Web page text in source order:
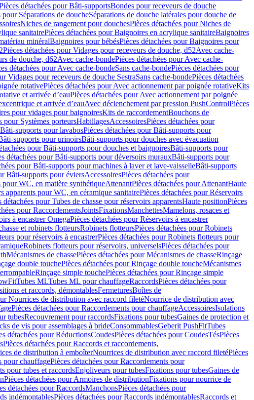
détachées pour Bâti-supportsBondes pour receveurs de douche
pour Séparations de doucheSéparations de douche latérales pour douche de
Niches de rangement pour douchesPièces détachées pour Niches de
sanitairePièces détachées pour Baignoires en acrylique sanitaireBaignoires
minéralBaignoires pour bébésPièces détachées pour Baignoires pour
Pièces détachées pour Vidages pour receveurs de douche, d52Avec cache-
de douche, d62Avec cache-bondePièces détachées pour Avec cache-
détachées pour Avec cache-bondeSans cache-bondePièces détachées pour
Vidages pour receveurs de douche SestraSans cache-bondePièces détachées
rotativePièces détachées pour Avec actionnement par poignée rotativeKits
et arrivée d’eauPièces détachées pour Avec actionnement par poignée
et arrivée d’eauAvec déclenchement par pression PushControlPièces
pour vidages pour baignoiresKits de raccordementBouchons de
pour Systèmes porteursHabillagesAccessoiresPièces détachées pour
Bâti-supports pour lavabosPièces détachées pour Bâti-supports pour
supports pour urinoirsBâti-supports pour douches avec évacuation
pour Bâti-supports pour douches et baignoiresBâti-supports pour
détachées pour Bâti-supports pour déversoirs murauxBâti-supports pour
pour Bâti-supports pour machines à laver et lave-vaisselleBâti-supports
Bâti-supports pour éviersAccessoiresPièces détachées pour
pour WC, en matière synthétiqueAttenantPièces détachées pour AttenantHaute
apparents pour WC, en céramique sanitairePièces détachées pour Réservoirs
détachées pour Tubes de chasse pour réservoirs apparentsHaute positionPièces
pour RaccordementsJointsFixationsManchettesMamelons, rosaces et
à encastrer OmegaPièces détachées pour Réservoirs à encastrer
et robinets flotteursRobinets flotteursPièces détachées pour Robinets
pour réservoirs à encastrerPièces détachées pour Robinets flotteurs pour
Robinets flotteurs pour réservoirs, universelsPièces détachées pour
Mécanismes de chassePièces détachées pour Mécanismes de chasseRinçage
double touchePièces détachées pour Rinçage double toucheMécanismes
Rinçage simple touchePièces détachées pour Rinçage simple
Tubes MLTubes ML pour chauffageRaccordsPièces détachées pour
et raccords, démontablesFermeturesBoîtes de
Nourrices de distribution avec raccord filetéNourrice de distribution avec
Pièces détachées pour Raccordements pour chauffageAccessoiresIsolations
tubesRecouvrement pour raccordsFixations pour tubesGaines de protection et
de vis pour assemblages à brideConsommablesGeberit PushFitTubes
détachées pour RéductionsCoudesPièces détachées pour CoudesTésPièces
Pièces détachées pour Raccords et raccordements,
de distribution à emboîterNourrices de distribution avec raccord filetéPièces
pour chauffagePièces détachées pour Raccordements pour
pour tubes et raccordsEnjoliveurs pour tubesFixations pour tubesGaines de
Pièces détachées pour Armoires de distributionFixations pour nourrice de
détachées pour RaccordsManchonsPièces détachées pour
indémontablesPièces détachées pour Raccords indémontablesRaccords et